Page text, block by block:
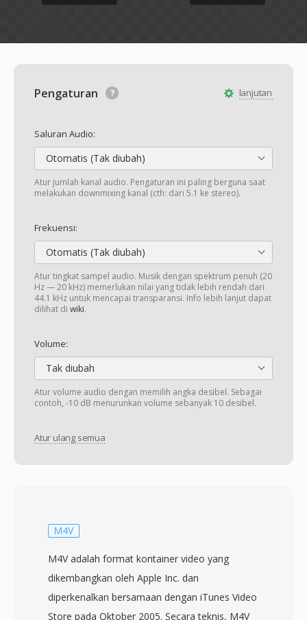
lanjutan
Pengaturan
Saluran Audio:
Otomatis (Tak diubah)
Atur jumlah kanal audio. Pengaturan ini paling berguna saat
melakukan downmixing kanal (cth: dari 5.1 ke stereo).
Frekuensi:
Otomatis (Tak diubah)
Atur tingkat sampel audio. Musik dengan spektrum penuh (20
Hz — 20 kHz) memerlukan nilai yang tidak lebih rendah dari
44.1 kHz untuk mencapai transparansi. Info lebih lanjut dapat
dilihat di wiki.
Volume:
Tak diubah
Atur volume audio dengan memilih angka desibel. Sebagai
contoh, -10 dB menurunkan volume sebanyak 10 desibel.
Atur ulang semua
M4V
M4V adalah format kontainer video yang
dikembangkan oleh Apple Inc. dan
diperkenalkan bersamaan dengan iTunes Video
Store pada Oktober 2005. Secara teknis, M4V